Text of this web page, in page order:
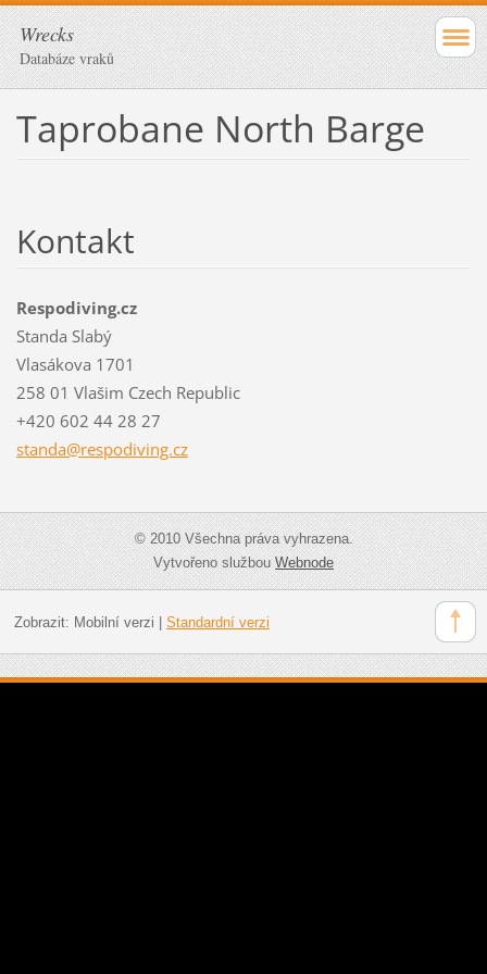
Wrecks
Databáze vraků
Taprobane North Barge
Kontakt
Respodiving.cz
Standa Slabý
Vlasákova 1701
258 01 Vlašim Czech Republic
+420 602 44 28 27
standa@respodiving.cz
© 2010 Všechna práva vyhrazena.
Vytvořeno službouWebnode
Zobrazit: Mobilní verzi Standardní verzi